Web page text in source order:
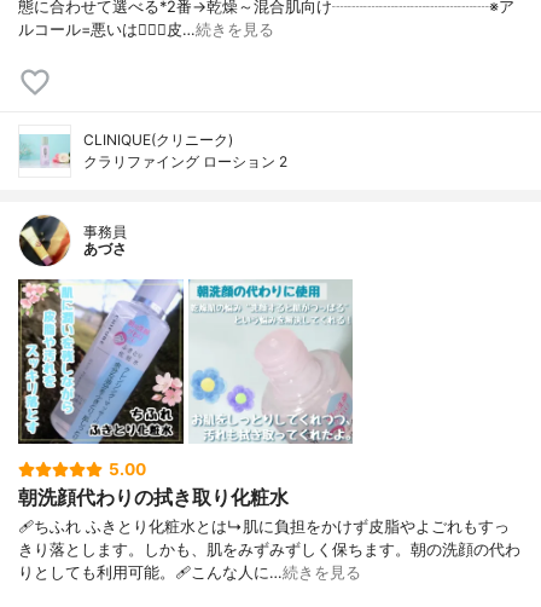
態に合わせて選べる*2番→乾燥～混合肌向け┈┈┈┈┈┈┈┈┈┈※ア
ルコール=悪いは🙅‍♀️❌皮…続きを見る
CLINIQUE(クリニーク)
クラリファイング ローション 2
事務員
あづさ
5.00
朝洗顔代わりの拭き取り化粧水
🩹ちふれ ふきとり化粧水とは↳肌に負担をかけず皮脂やよごれもすっ
きり落とします。しかも、肌をみずみずしく保ちます。朝の洗顔の代わ
りとしても利用可能。🩹こんな人に…続きを見る